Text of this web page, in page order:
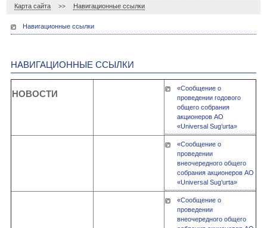
Карта сайта >> Навигационные ссылки
Навигационные ссылки
НАВИГАЦИОННЫЕ ССЫЛКИ
НОВОСТИ
«Сообщение о
проведении годового
общего собрания
акционеров АО
«Universal Sug’urta»
«Сообщение о
проведении
внеочередного общего
собрания акционеров АО
«Universal Sug’urta»
«Сообщение о
проведении
внеочередного общего